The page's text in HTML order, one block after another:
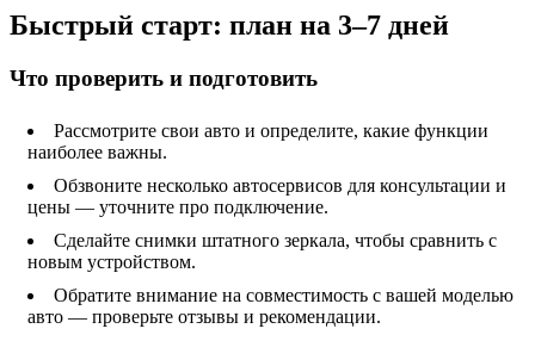
Быстрый старт: план на 3–7 дней
Что проверить и подготовить
Рассмотрите свои авто и определите, какие функции
наиболее важны.
Обзвоните несколько автосервисов для консультации и
цены — уточните про подключение.
Сделайте снимки штатного зеркала, чтобы сравнить с
новым устройством.
Обратите внимание на совместимость с вашей моделью
авто — проверьте отзывы и рекомендации.